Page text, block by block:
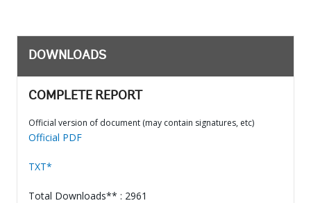
DOWNLOADS
COMPLETE REPORT
Official version of document (may contain signatures, etc)
Official PDF
TXT*
Total Downloads** : 2961